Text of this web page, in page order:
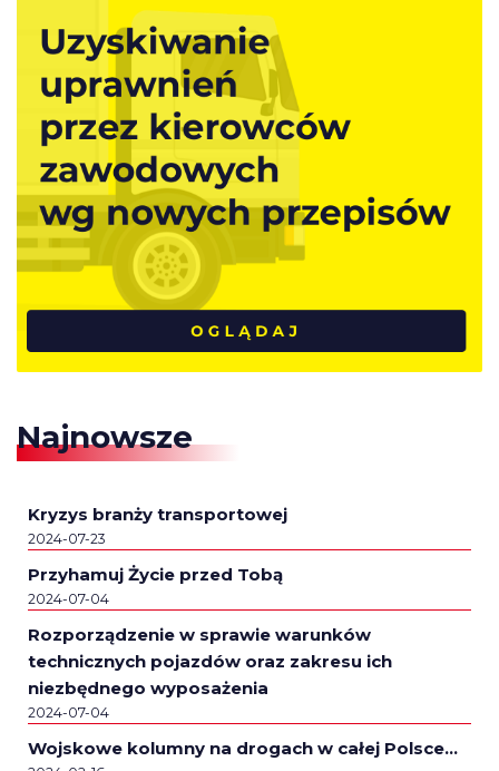
Najnowsze
Kryzys branży transportowej
2024-07-23
Przyhamuj Życie przed Tobą
2024-07-04
Rozporządzenie w sprawie warunków
technicznych pojazdów oraz zakresu ich
niezbędnego wyposażenia
2024-07-04
Wojskowe kolumny na drogach w całej Polsce…